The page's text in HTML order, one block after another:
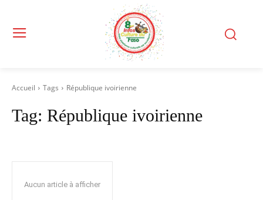
Accueil Tags République ivoirienne
Tag: République ivoirienne
Aucun article à afficher